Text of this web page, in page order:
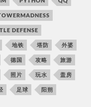
DEFENSE
地铁 塔防 外婆
德国 攻略 旅游
照片 玩水 盖房
足球 阳朔